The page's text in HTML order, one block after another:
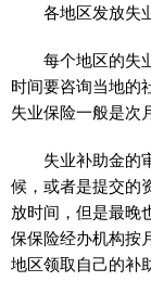
各地区发放失
每个地区的失
时间要咨询当地的
失业保险一般是次
失业补助金的
候，或者是提交的
放时间，但是最晚
保保险经办机构按
地区领取自己的补